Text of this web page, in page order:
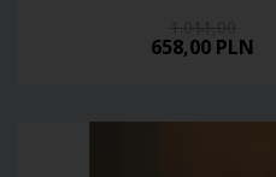
658,00 PLN